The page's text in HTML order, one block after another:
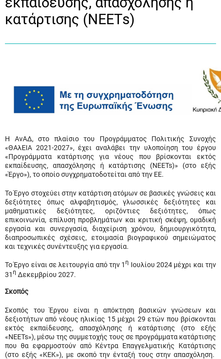
κατάρτισης (ΝΕΕΤs)
Η ΑνΑΔ, στο πλαίσιο του Προγράμματος Πολιτικής Συνοχής
«ΘΑλΕΙΑ 2021-2027», έχει αναλάβει την υλοποίηση του έργου
«Προγράμματα κατάρτισης για νέους που βρίσκονται εκτός
εκπαίδευσης, απασχόλησης ή κατάρτισης (NEETs)» (στο εξής
«Έργο»), το οποίο συγχρηματοδοτείται από την ΕΕ.
Το Έργο στοχεύει στην κατάρτιση ατόμων σε βασικές γνώσεις και
δεξιότητες όπως αλφαβητισμός, γλωσσικές δεξιότητες και
μαθηματικές δεξιότητες, οριζόντιες δεξιότητες, όπως
επικοινωνία, επίλυση προβλημάτων και κριτική σκέψη, ομαδική
εργασία και συνεργασία, διαχείριση χρόνου, δημιουργικότητα,
διαπροσωπικές σχέσεις, ετοιμασία βιογραφικού σημειώματος
και τεχνικές συνέντευξης για εργασία.
Το Έργο είναι σε λειτουργία από την 1η Ιουλίου 2024 μέχρι και την
31 η Δεκεμβρίου 2027.
Σκοπός
Σκοπός του Έργου είναι η απόκτηση βασικών γνώσεων και
δεξιοτήτων από νέους ηλικίας 15 μέχρι 29 ετών που βρίσκονται
εκτός εκπαίδευσης, απασχόλησης ή κατάρτισης (στο εξής
«NEETs»), μέσω της συμμετοχής τους σε προγράμματα κατάρτισης
που θα εφαρμοστούν από Κέντρα Επαγγελματικής Κατάρτισης
(στο εξής «ΚΕΚ»), με σκοπό την ένταξή τους στην απασχόληση.